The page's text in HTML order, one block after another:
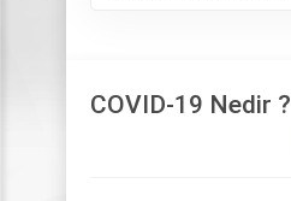
COVID-19 Nedir ?